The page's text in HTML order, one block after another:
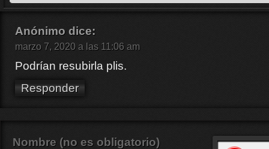
Anónimo dice:
marzo 7, 2020 a las 11:06 am
Podrían resubirla plis.
Responder
Nombre (no es obligatorio)